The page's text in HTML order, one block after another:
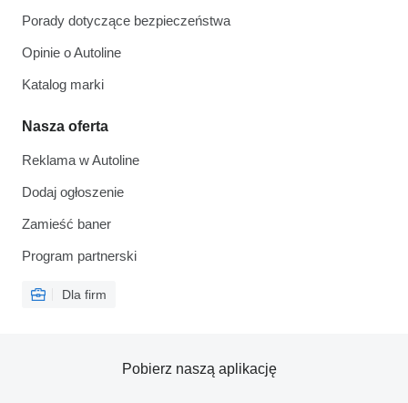
Porady dotyczące bezpieczeństwa
Opinie o Autoline
Katalog marki
Nasza oferta
Reklama w Autoline
Dodaj ogłoszenie
Zamieść baner
Program partnerski
Dla firm
Pobierz naszą aplikację